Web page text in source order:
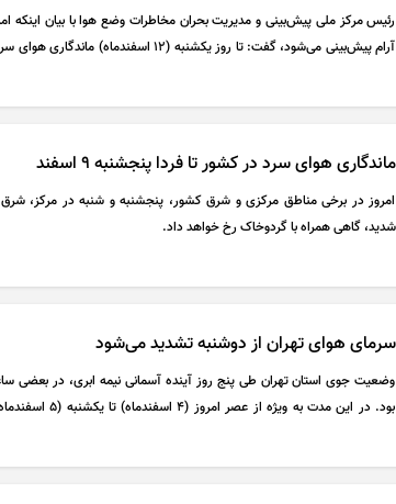
رئیس مرکز ملی پیش‌بینی و مدیریت بحران مخاطرات وضع هوا با بیان اینکه
آرام پیش‌بینی می‌شود، گفت: تا روز یکشنبه (۱۲
ماندگاری هوای سرد در کشور تا فردا پنجشنبه ۹ اسفند
امروز در برخی مناطق مرکزی و شرق کشور، پنجشنبه و شنبه در مرکز،
شدید، گاهی همراه با گردوخاک رخ خواهد داد.
سرمای هوای تهران از دوشنبه تشدید می‌شود
وضعیت جوی استان تهران طی پنج روز آینده آسمانی نیمه ابری، در بعضی
بود. در این مدت به
شمالی استان تهران بارش باران و برف و مه در دامنه‌ها و در ارتفاعات مه